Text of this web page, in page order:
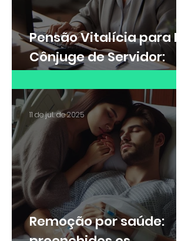
Pensão Vitalícia para Ex-
Cônjuge de Servidor:
Saiba quando é possível
receber
Remoção por saúde:
11 de jul. de 2025